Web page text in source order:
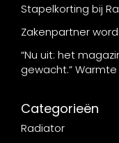
Stapelkorting bij
Zakenpartner
“Nu uit: het
gewacht.”
Categorieën
Radiator